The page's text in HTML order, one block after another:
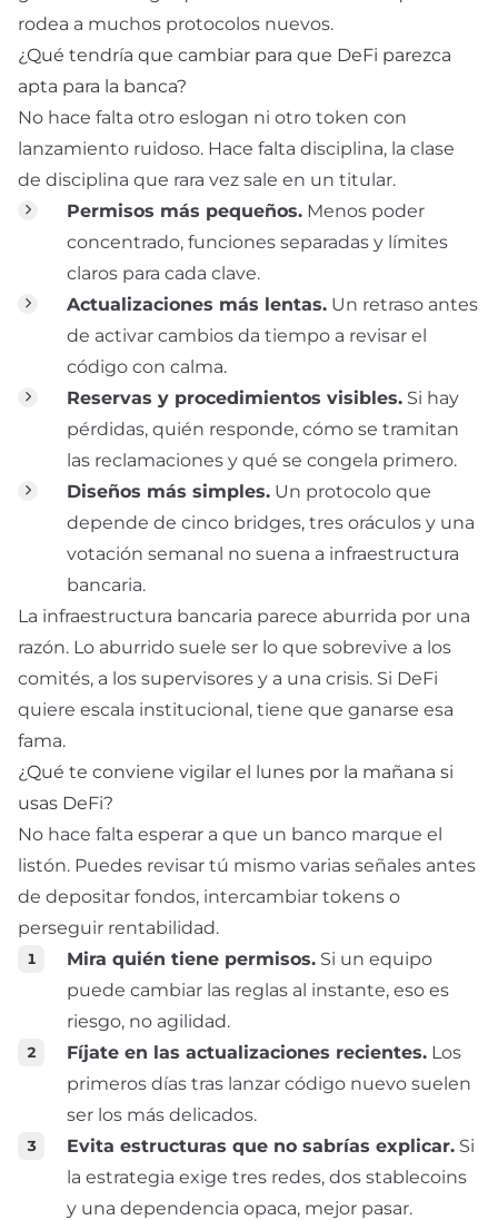
rodea a muchos protocolos nuevos.
¿Qué tendría que cambiar para que DeFi parezca
apta para la banca?
No hace falta otro eslogan ni otro token con
lanzamiento ruidoso. Hace falta disciplina, la clase
de disciplina que rara vez sale en un titular.
Permisos más pequeños. Menos poder
concentrado, funciones separadas y límites
claros para cada clave.
Actualizaciones más lentas. Un retraso antes
de activar cambios da tiempo a revisar el
código con calma.
Reservas y procedimientos visibles. Si hay
pérdidas, quién responde, cómo se tramitan
las reclamaciones y qué se congela primero.
Diseños más simples. Un protocolo que
depende de cinco bridges, tres oráculos y una
votación semanal no suena a infraestructura
bancaria.
La infraestructura bancaria parece aburrida por una
razón. Lo aburrido suele ser lo que sobrevive a los
comités, a los supervisores y a una crisis. Si DeFi
quiere escala institucional, tiene que ganarse esa
fama.
¿Qué te conviene vigilar el lunes por la mañana si
usas DeFi?
No hace falta esperar a que un banco marque el
listón. Puedes revisar tú mismo varias señales antes
de depositar fondos, intercambiar tokens o
perseguir rentabilidad.
Mira quién tiene permisos. Si un equipo
puede cambiar las reglas al instante, eso es
riesgo, no agilidad.
Fíjate en las actualizaciones recientes. Los
primeros días tras lanzar código nuevo suelen
ser los más delicados.
Evita estructuras que no sabrías explicar. Si
la estrategia exige tres redes, dos stablecoins
y una dependencia opaca, mejor pasar.